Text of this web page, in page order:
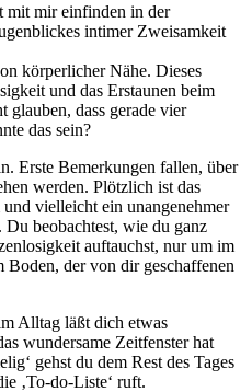
mit mir einfinden in der
intimer Zweisamkeit
körperlicher Nähe. Dieses
und das Erstaunen beim
dass gerade vier
das sein?
Erste Bemerkungen fallen, über
werden. Plötzlich ist das
vielleicht ein unangenehmer
beobachtest, wie du ganz
auftauchst, nur um im
Boden, der von dir geschaffenen
Alltag läßt dich etwas
wundersame Zeitfenster hat
gehst du dem Rest des Tages
‚To-do-Liste‘ ruft.